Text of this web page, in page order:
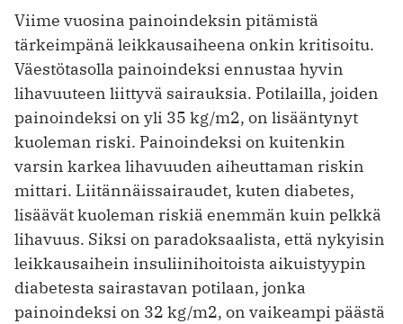
Viime vuosina painoindeksin pitämistä
tärkeimpänä leikkausaiheena onkin kritisoitu.
Väestötasolla painoindeksi ennustaa hyvin
lihavuuteen liittyvä sairauksia. Potilailla, joiden
painoindeksi on yli 35 kg/m2, on lisääntynyt
kuoleman riski. Painoindeksi on kuitenkin
varsin karkea lihavuuden aiheuttaman riskin
mittari. Liitännäissairaudet, kuten diabetes,
lisäävät kuoleman riskiä enemmän kuin pelkkä
lihavuus. Siksi on paradoksaalista, että nykyisin
leikkausaihein insuliinihoitoista aikuistyypin
diabetesta sairastavan potilaan, jonka
painoindeksi on 32 kg/m2, on vaikeampi päästä